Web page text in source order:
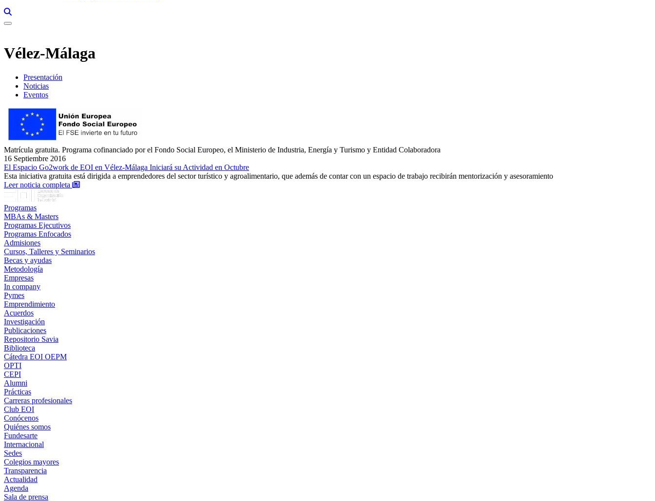
Vélez-Málaga
Presentación
Noticias
Eventos
Matrícula gratuita. Programa cofinanciado por el Fondo Social Europeo, el Ministerio de Industria, Energía y Turismo y Entidad Colaboradora
16 Septiembre 2016
El Espacio Go2work de EOI en Vélez-Málaga Iniciará su Actividad en Octubre
Esta iniciativa gratuita está dirigida a emprendedores del sector turístico y agroalimentario, que además de contar con un espacio de trabajo recibirán mentorización y asesoramiento
Leer noticia completa : El Espacio Go2work de EOI en Vélez-Málaga Iniciará su Actividad en Octubre
Programas
MBAs & Masters
Programas Ejecutivos
Programas Enfocados
Admisiones
Cursos, Talleres y Seminarios
Becas y ayudas
Metodología
Empresas
In company
Pymes
Emprendimiento
Acuerdos
Investigación
Publicaciones
Repositorio Savia
Biblioteca
Cátedra EOI OEPM
OPTI
CEPI
Alumni
Prácticas
Carreras profesionales
Club EOI
Conócenos
Quiénes somos
Fundesarte
Internacional
Sedes
Colegios mayores
Transparencia
Actualidad
Agenda
Sala de prensa